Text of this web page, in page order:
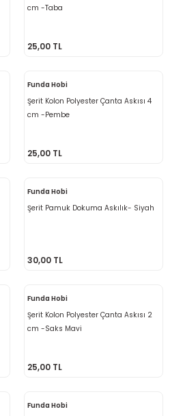
cm -Taba
25,00 TL
Funda Hobi
Şerit Kolon Polyester Çanta Askısı 4
cm -Pembe
25,00 TL
Funda Hobi
Şerit Pamuk Dokuma Askılık- Siyah
30,00 TL
Funda Hobi
Şerit Kolon Polyester Çanta Askısı 2
cm -Saks Mavi
25,00 TL
Funda Hobi